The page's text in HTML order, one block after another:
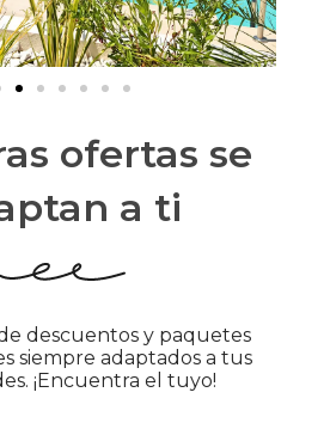
ofertas se
a ti
descuentos y paquetes
siempre adaptados a tus
¡Encuentra el tuyo!